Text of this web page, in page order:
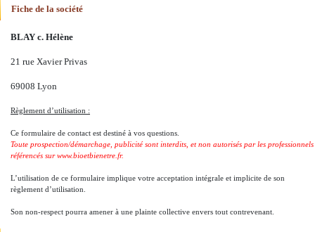
Fiche de la société
BLAY c. Hélène
21 rue Xavier Privas
69008 Lyon
Règlement d’utilisation :
Ce formulaire de contact est destiné à vos questions.
Toute prospection/démarchage, publicité sont interdits, et non autorisés par les professionnels
référencés sur www.bioetbienetre.fr.
L’utilisation de ce formulaire implique votre acceptation intégrale et implicite de son
règlement d’utilisation.
Son non-respect pourra amener à une plainte collective envers tout contrevenant.